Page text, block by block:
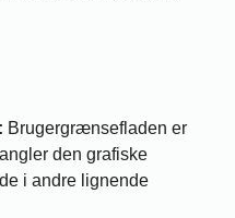
Brugergrænsefladen er
den grafiske
i andre lignende